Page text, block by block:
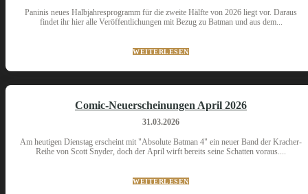
Paninis neues Halbjahresprogramm für die zweite Hälfte von 2026 liegt vor. Daraus
findet ihr hier alle Veröffentlichungen mit Bezug zu Batman und aus dem...
WEITERLESEN
Comic-Neuerscheinungen April 2026
31.03.2026
Am heutigen Dienstag erscheint mit "Absolute Batman 4" ein neuer Band der Kracher-
Reihe von Scott Snyder, doch der April wirft bereits seine Schatten voraus....
WEITERLESEN